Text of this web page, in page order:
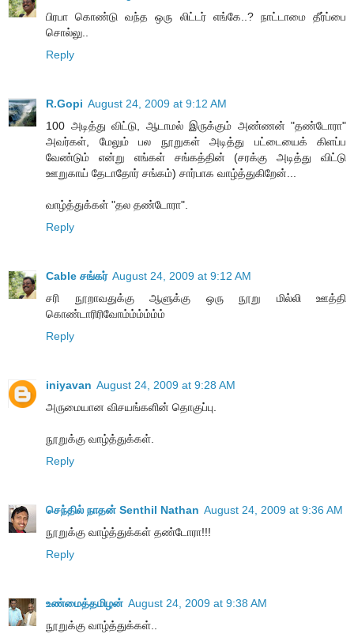
பிரபா கொண்டு வந்த ஒரு லிட்டர் எங்கே..? நாட்டாமை தீர்ப்பை
சொல்லு..
Reply
R.Gopi August 24, 2009 at 9:12 AM
100 அடித்து விட்டு, ஆடாமல் இருக்கும் அண்ணன் "தண்டோரா"
அவர்கள், மேலும் பல நூறுகள் அடித்து பட்டையைக் கிளப்ப
வேண்டும் என்று எங்கள் சங்கத்தின் (சரக்கு அடித்து விட்டு
ஊறுகாய் தேடாதோர் சங்கம்) சார்பாக வாழ்த்துகிறேன்...
வாழ்த்துக்கள் "தல தண்டோரா".
Reply
Cable சங்கர் August 24, 2009 at 9:12 AM
சரி நூறாவதுக்கு ஆளுக்கு ஒரு நூறு மில்லி ஊத்தி
கொண்டாரிரிவோம்ம்ம்ம்ம்ம்
Reply
iniyavan August 24, 2009 at 9:28 AM
அருமையான விசயங்களின் தொகுப்பு.
நூறுக்கு வாழ்த்துக்கள்.
Reply
செந்தில் நாதன் Senthil Nathan August 24, 2009 at 9:36 AM
நூறுக்கு வாழ்த்துக்கள் தண்டோரா!!!
Reply
உண்மைத்தமிழன் August 24, 2009 at 9:38 AM
நூறுக்கு வாழ்த்துக்கள்..